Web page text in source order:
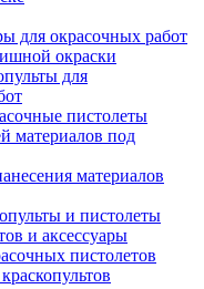
для окрасочных работ
окраски
для
пистолеты
материалов под
материалов
и пистолеты
и аксессуары
пистолетов